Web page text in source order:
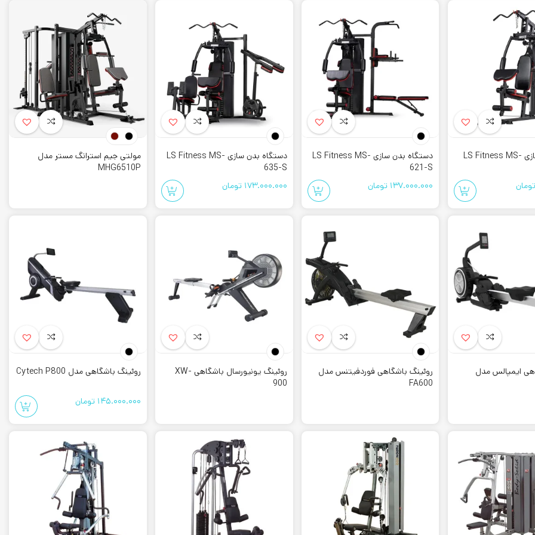
چند کاره بودن آن اشاره داشت که فضای کمتری را اشغال می کند. علاوه بر آن هزینه ی کمتری نسبت به مدل های جداگانه دارد.
بدنسازی
که ممکن است در قیمت این تجهیزات بدنسازی موثر باشد، چند کاره بودن آن است. چرا که هر چقدر افراد بتوانند تمرینات متنوع تری را با آن انجام دهند،
پیدا می کند. علاوه بر آن، میزان تحمل وزن یکی از موارد دیگر مرتبط به قیمت گذاری آن نیز می باشد.
بدنسازی
دستگاه بدنسازیخانگی و یا باشگاهی چند کاره با قیمت مناسب به نکات مختلفی باید توجه داشت. این نوع دستگاه ها معمولا امکان انجام چند حرکت
را برای کاربر فراهم میکنند. این حرکات به چند دسته تقسیم میشوند:
هارتل
در ارتفاع های مختلف
متحرک برای استفاده های مختلف مانند: سرشانه، پرس سینه، بالا سینه، زیر سینه و حتی جلو بازو
کنار این محصول ازپله ورزشی نیز برای تکمیل تمرین استفاده می شود.
خانگی
این نوع لوازم از موتورها و لوازم الکتریکی خاصی استفاده نمیکنند، کشور سازنده آن اهمیت چندانی برای خریداران آن ندارد. در سایت کورش اسپرت سعی
لوازم و تجهیزات ورزشی
موجود باشد. در بین این محصولات انواع کشور های سازنده مانند ساخت چین، اروپا و آمریکا و حتی ایران نیز به چشم میخورد.
که در آنها اهمیت دارد تحمل وزن، کارایی و کیفیت متریال مصرفی میباشد.
هیرو
بهترین برند های دستگاه های بدنسازی است که می توانید آن را تهیه نمایید. چرا که قطعات به کار رفته در آن از کیفیت بسیار بالایی برخوردار است. علاوه
های این کمپانی دارای استاندارد بسیار بالایی می باشند. بنابراین افراد می توانند با خیال آسوده از این محصولات استفاده کنند.
های تمرینی از آنها بگیرید. معمولا برنامه های تمرینی برای یک ماه تدوین میشوند که بعد از اتمام دوره باید دوباره به مربی مراجعه کرده و برنامه جدید
ماتریکس
خرید تجهیزات بدنسازی از یک برند جهانی و با کیفیت هستید، محصولات ماتریکس پیشنهاد می شود. این محصول به دلیل کیفیت بسیار بالایی که دارد در
مورد توجه افراد بسیاری قرار گرفته است. چرا که علاوه بر همه ی این ویژگی ها دارای طراحی نوآورانه ای نیز می باشد.
دستگاه بدنسازی LS Fitness MS-
تومان
دستگاه بدن سازی LS Fitness MS-
621-S
137.000.000 تومان
دستگاه بدن سازی LS Fitness MS-
635-S
173.000.000 تومان
مولتی جیم استرانگ مستر مدل
MHG6510P
ایمپالس مدل
روئینگ باشگاهی فوردفیتنس مدل
FA600
روئینگ یونیورسال باشگاهی XW-
900
روئینگ باشگاهی مدل Cytech P800
145.000.000 تومان